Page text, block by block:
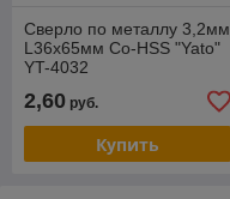
Сверло по металлу 3,2мм
L36x65мм Co-HSS "Yato"
YT-4032
2,60 руб.
Купить